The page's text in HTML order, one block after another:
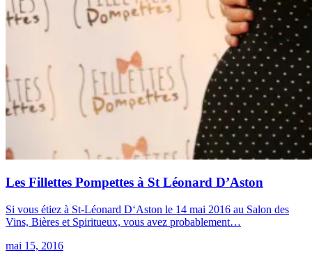
Les Fillettes Pompettes à St Léonard D’Aston
Si vous étiez à St-Léonard D‘Aston le 14 mai 2016 au Salon des
Vins, Bières et Spiritueux, vous avez probablement…
mai 15, 2016